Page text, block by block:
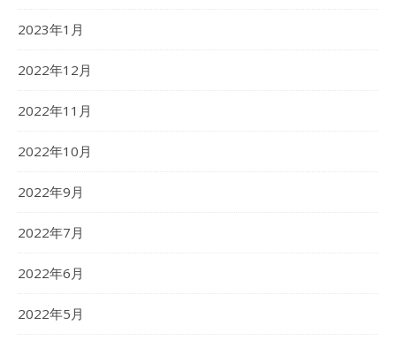
2023年1月
2022年12月
2022年11月
2022年10月
2022年9月
2022年7月
2022年6月
2022年5月